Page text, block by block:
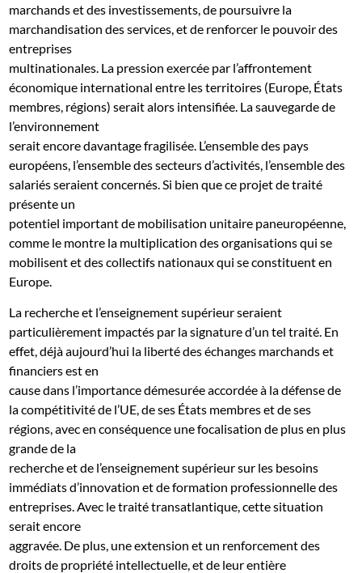
marchands et des investissements, de poursuivre la
marchandisation des services, et de renforcer le pouvoir des
entreprises
multinationales. La pression exercée par l’affrontement
économique international entre les territoires (Europe, États
membres, régions) serait alors intensifiée. La sauvegarde de
l’environnement
serait encore davantage fragilisée. L’ensemble des pays
européens, l’ensemble des secteurs d’activités, l’ensemble des
salariés seraient concernés. Si bien que ce projet de traité
présente un
potentiel important de mobilisation unitaire paneuropéenne,
comme le montre la multiplication des organisations qui se
mobilisent et des collectifs nationaux qui se constituent en
Europe.
La recherche et l’enseignement supérieur seraient
particulièrement impactés par la signature d’un tel traité. En
effet, déjà aujourd’hui la liberté des échanges marchands et
financiers est en
cause dans l’importance démesurée accordée à la défense de
la compétitivité de l’UE, de ses États membres et de ses
régions, avec en conséquence une focalisation de plus en plus
grande de la
recherche et de l’enseignement supérieur sur les besoins
immédiats d’innovation et de formation professionnelle des
entreprises. Avec le traité transatlantique, cette situation
serait encore
aggravée. De plus, une extension et un renforcement des
droits de propriété intellectuelle, et de leur entière